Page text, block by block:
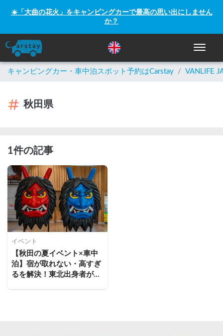
☀️「大曲の花火」をキャンピングカーで最高の思い出にしません
か？
ナビゲ
キャンピングカー・車中泊スポット予約はCarstay / VANLIFE
秋田県
1件の記事
イベント
【秋田の夏イベント×車中
泊】宿が取れない・高すぎ
るを解決！東北出身者が選